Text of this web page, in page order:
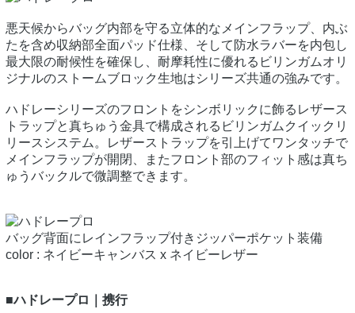
悪天候からバッグ内部を守る立体的なメインフラップ、内ぶ
たを含め収納部全面パッド仕様、そして防水ラバーを内包し
最大限の耐候性を確保し、耐摩耗性に優れるビリンガムオリ
ジナルのストームブロック生地はシリーズ共通の強みです。
ハドレーシリーズのフロントをシンボリックに飾るレザース
トラップと真ちゅう金具で構成されるビリンガムクイックリ
リースシステム。レザーストラップを引上げてワンタッチで
メインフラップが開閉、またフロント部のフィット感は真ち
ゅうバックルで微調整できます。
バッグ背面にレインフラップ付きジッパーポケット装備
color : ネイビーキャンバス x ネイビーレザー
■ハドレープロ｜携行